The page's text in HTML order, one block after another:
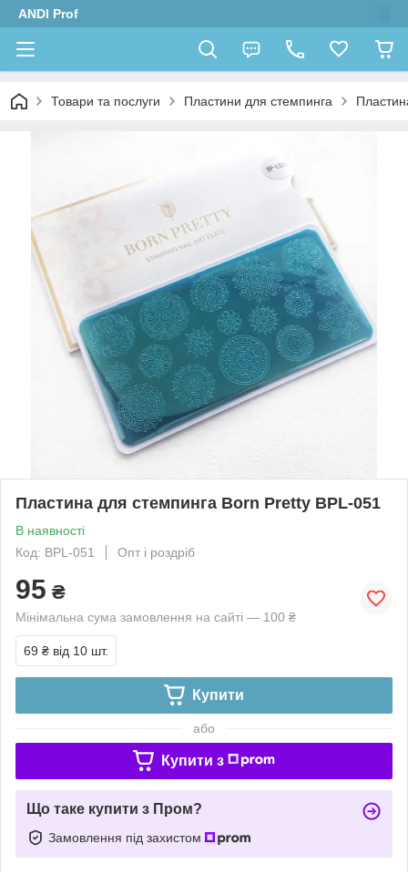
ANDI Prof
Товари та послуги Пластини для стемпинга
Пластина для стемпинга Born Pretty BPL-051
В наявності
Код: BPL-051
Опт і роздріб
95 ₴
Мінімальна сума замовлення на сайті — 100 ₴
69 ₴ від 10 шт.
Купити
або
Купити з
Що таке купити з Пром?
Замовлення під захистом